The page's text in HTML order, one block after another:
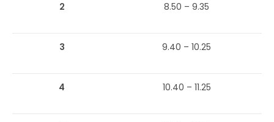
2 8.50 – 9.35
3 9.40 – 10.25
4 10.40 – 11.25